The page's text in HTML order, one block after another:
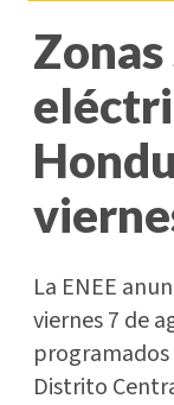
La ENEE
viernes 7 de
Distrito